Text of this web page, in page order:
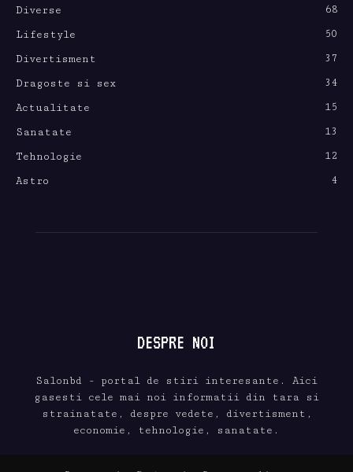
Diverse
68
Lifestyle
50
Divertisment
37
Dragoste si sex
34
Actualitate
15
Sanatate
13
Tehnologie
12
Astro
4
DESPRE NOI
Salonbd - portal de stiri interesante. Aici
gasesti cele mai noi informatii din tara si
strainatate, despre vedete, divertisment,
economie, tehnologie, sanatate.